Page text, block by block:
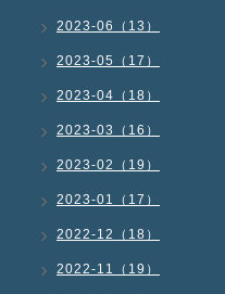
2023-06（13）
2023-05（17）
2023-04（18）
2023-03（16）
2023-02（19）
2023-01（17）
2022-12（18）
2022-11（19）